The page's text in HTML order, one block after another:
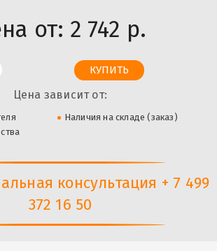
от: 2 742 р.
Цена зависит от:
Наличия на складе (заказ)
консультация + 7 499
372 16 50